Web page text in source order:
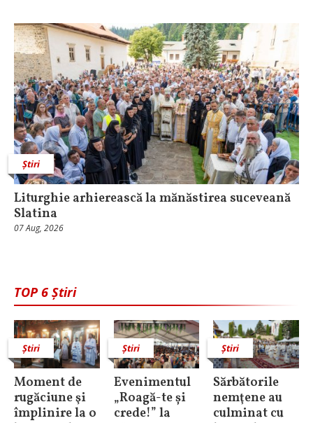
Știri
Liturghie arhierească la mănăstirea suceveană
Slatina
07 Aug, 2026
TOP 6 Știri
Știri
Moment de
rugăciune şi
împlinire la o
Știri
Evenimentul
„Roagă-te și
crede!” la
Știri
Sărbătorile
nemţene au
culminat cu